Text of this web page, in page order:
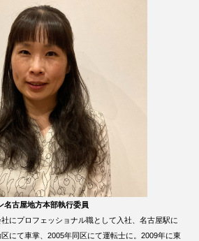
名古屋地方本部執行委員
にプロフェッショナル職として入社、名古屋駅に
にて車掌、2005年同区にて運転士に。2009年に東